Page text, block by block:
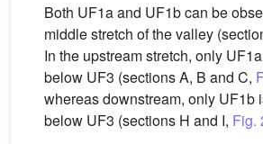
Both UF1a and UF1b can be
middle stretch of the valley
In the upstream stretch, only
below UF3 (sections A, B and C,
whereas downstream, only UF1b
below UF3 (sections H and I, Fig.